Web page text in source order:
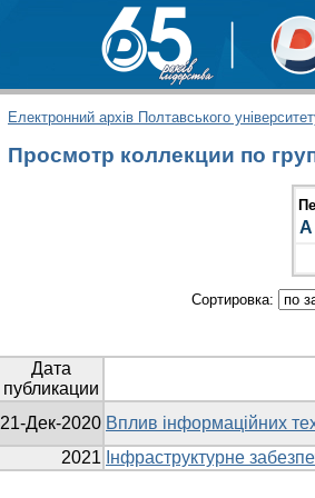
Електронний архів Полтавського
Просмотр коллекции по
А
Сортировка:
Дата
публикации
21-Дек-2020 Вплив інформаційних
2021 Інфраструктурне